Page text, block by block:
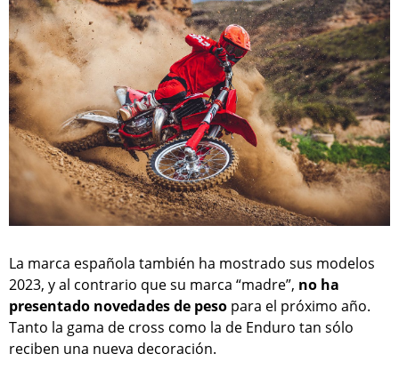
La marca española también ha mostrado sus modelos
2023, y al contrario que su marca “madre”, no ha
presentado novedades de peso para el próximo año.
Tanto la gama de cross como la de Enduro tan sólo
reciben una nueva decoración.